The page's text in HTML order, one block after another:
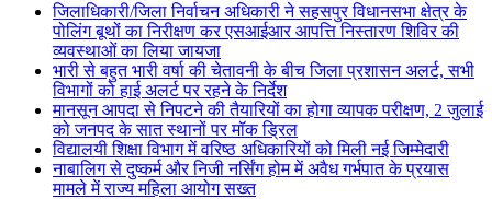
जिलाधिकारी/जिला निर्वाचन अधिकारी ने सहसपुर विधानसभा क्षेत्र के
पोलिंग बूथों का निरीक्षण कर एसआईआर आपत्ति निस्तारण शिविर की
व्यवस्थाओं का लिया जायजा
भारी से बहुत भारी वर्षा की चेतावनी के बीच जिला प्रशासन अलर्ट, सभी
विभागों को हाई अलर्ट पर रहने के निर्देश
मानसून आपदा से निपटने की तैयारियों का होगा व्यापक परीक्षण, 2 जुलाई
को जनपद के सात स्थानों पर मॉक ड्रिल
विद्यालयी शिक्षा विभाग में वरिष्ठ अधिकारियों को मिली नई जिम्मेदारी
नाबालिग से दुष्कर्म और निजी नर्सिंग होम में अवैध गर्भपात के प्रयास
मामले में राज्य महिला आयोग सख्त